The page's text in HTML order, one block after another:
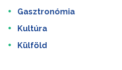
Gasztronómia
Kultúra
Külföld